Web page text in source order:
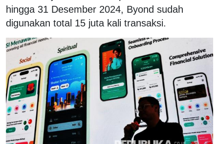
hingga 31 Desember 2024, Byond sudah
digunakan total 15 juta kali transaksi.